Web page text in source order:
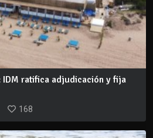
IDM ratifica adjudicación y fija
168